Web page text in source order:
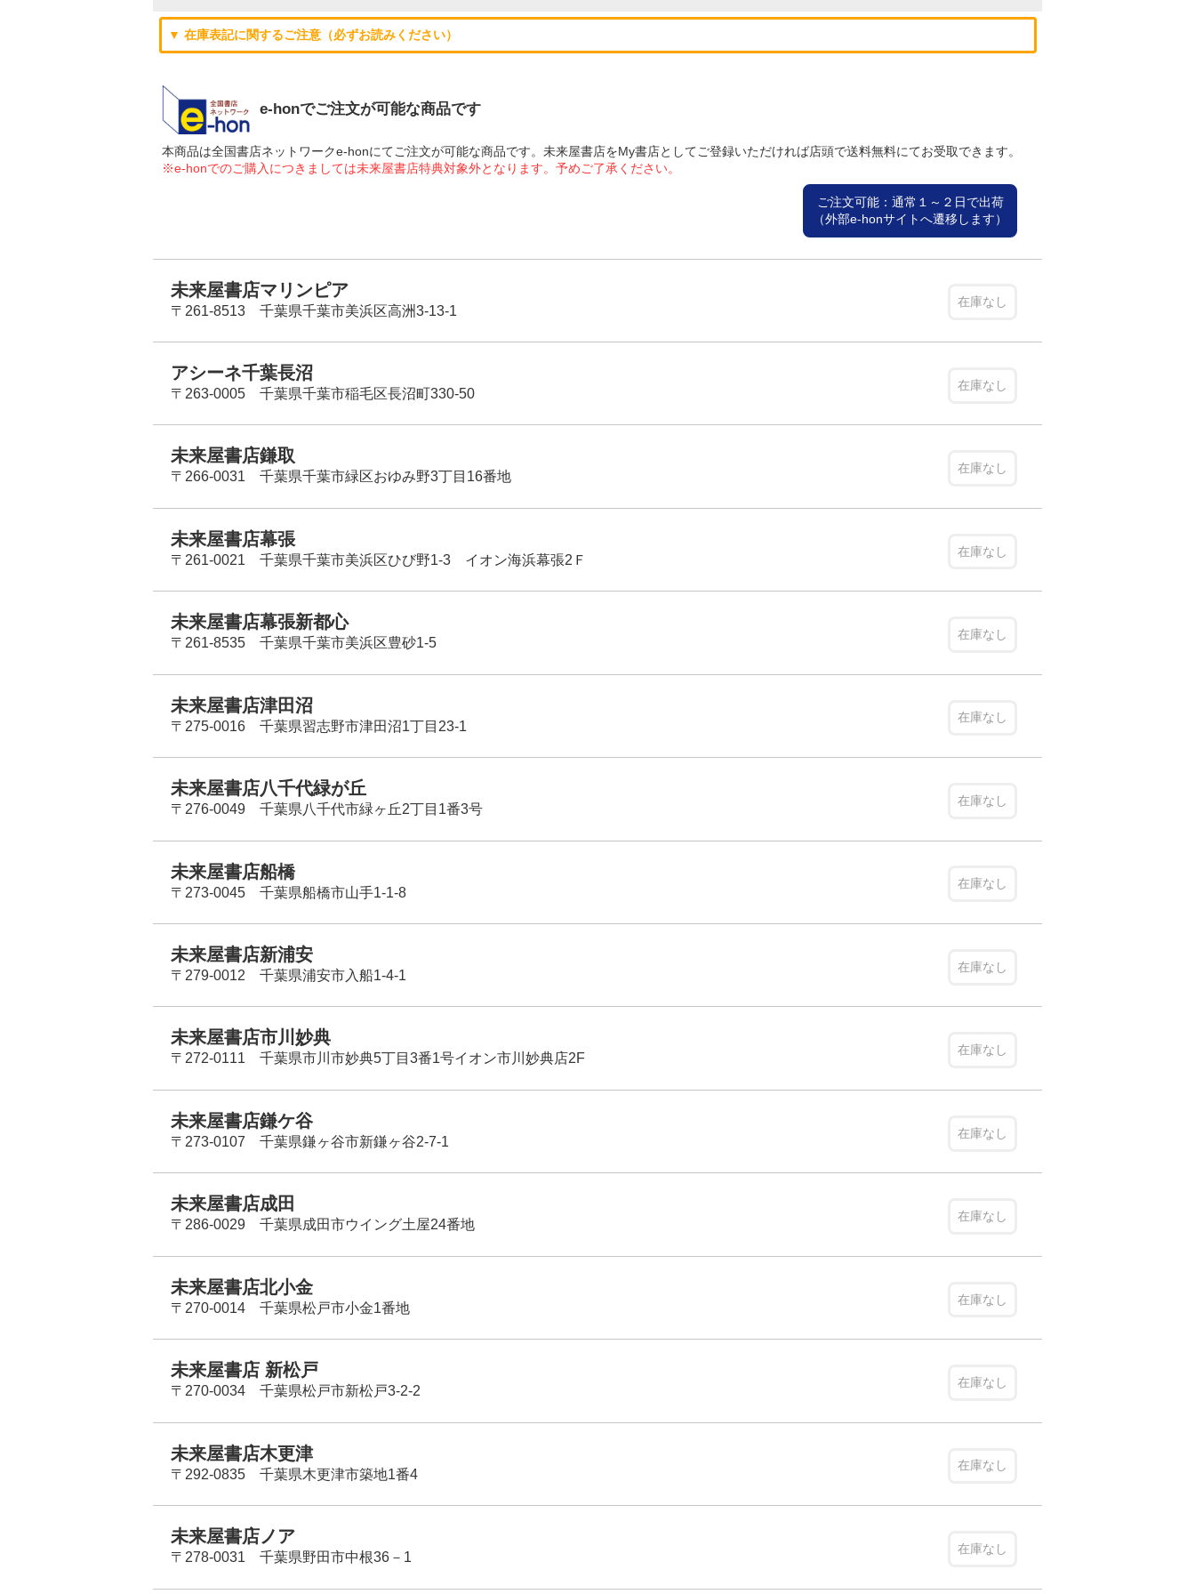
▼ 在庫表記に関するご注意（必ずお読みください）
e-honでご注文が可能な商品です
本商品は全国書店ネットワークe-honにてご注文が可能な商品です。未来屋書店をMy書店としてご登録いただければ店頭で送料無料にてお受取できます。
※e-honでのご購入につきましては未来屋書店特典対象外となります。予めご了承ください。
ご注文可能：通常１～２日で出荷
（外部e-honサイトへ遷移します）
未来屋書店マリンピア
〒261-8513 千葉県千葉市美浜区高洲3-13-1
在庫なし
アシーネ千葉長沼
〒263-0005 千葉県千葉市稲毛区長沼町330-50
在庫なし
未来屋書店鎌取
〒266-0031 千葉県千葉市緑区おゆみ野3丁目16番地
在庫なし
未来屋書店幕張
〒261-0021 千葉県千葉市美浜区ひび野1-3 イオン海浜幕張2Ｆ
在庫なし
未来屋書店幕張新都心
〒261-8535 千葉県千葉市美浜区豊砂1-5
在庫なし
未来屋書店津田沼
〒275-0016 千葉県習志野市津田沼1丁目23-1
在庫なし
未来屋書店八千代緑が丘
〒276-0049 千葉県八千代市緑ヶ丘2丁目1番3号
在庫なし
未来屋書店船橋
〒273-0045 千葉県船橋市山手1-1-8
在庫なし
未来屋書店新浦安
〒279-0012 千葉県浦安市入船1-4-1
在庫なし
未来屋書店市川妙典
〒272-0111 千葉県市川市妙典5丁目3番1号イオン市川妙典店2F
在庫なし
未来屋書店鎌ケ谷
〒273-0107 千葉県鎌ヶ谷市新鎌ヶ谷2-7-1
在庫なし
未来屋書店成田
〒286-0029 千葉県成田市ウイング土屋24番地
在庫なし
未来屋書店北小金
〒270-0014 千葉県松戸市小金1番地
在庫なし
未来屋書店 新松戸
〒270-0034 千葉県松戸市新松戸3-2-2
在庫なし
未来屋書店木更津
〒292-0835 千葉県木更津市築地1番4
在庫なし
未来屋書店ノア
〒278-0031 千葉県野田市中根36－1
在庫なし